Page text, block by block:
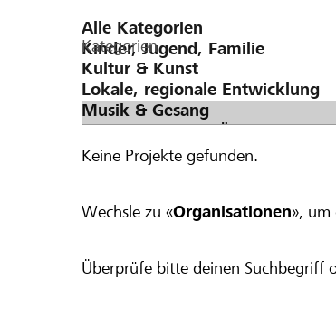
Kategorien
Keine Projekte gefunden.
Wechsle zu «Organisationen», um
Überprüfe bitte deinen Suchbegriff